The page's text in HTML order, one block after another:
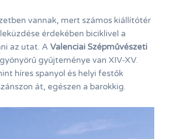
vannak, mert számos kiállítótér
érdekében biciklivel a
az utat. A Valenciai Szépművészeti
gyűjteménye van XIV-XV.
híres spanyol és helyi festők
át, egészen a barokkig.